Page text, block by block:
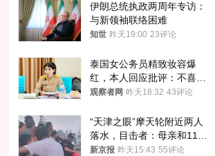
伊朗总统执政两周年专访：
与新领袖联络困难
知世 昨天19:00 23评论
泰国女公务员精致妆容爆
红，本人回应批评：不喜欢
就别看
观察者网 昨天18:32 43评论
“天津之眼”摩天轮附近两人
落水，目击者：母亲和11岁
儿子先后被打捞上岸
新京报 昨天15:43 55评论